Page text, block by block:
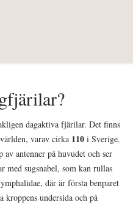
dagaktiva fjärilar. Det finns
varav cirka 110 i Sverige.
antenner på huvudet och ser
med sugsnabel, som kan rullas
där är första benparet
undersida och på